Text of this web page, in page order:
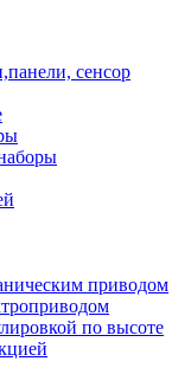
сенсор
приводом
по высоте